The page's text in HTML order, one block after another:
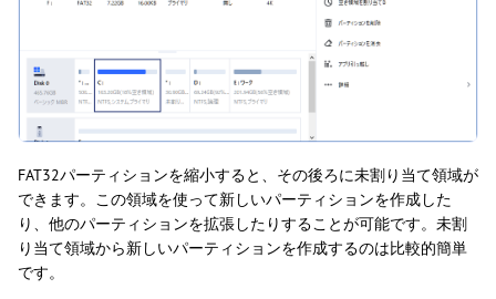
FAT32パーティションを縮小すると、その後ろに未割り当て領域が
できます。この領域を使って新しいパーティションを作成した
り、他のパーティションを拡張したりすることが可能です。未割
り当て領域から新しいパーティションを作成するのは比較的簡単
です。